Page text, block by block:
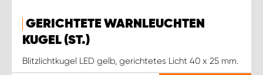
GERICHTETE WARNLEUCHTEN
KUGEL (ST.)
Blitzlichtkugel LED gelb, gerichtetes Licht 40 x 25 mm.